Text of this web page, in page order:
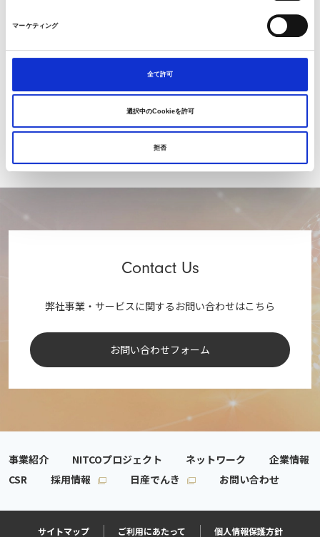
マーケティング
全て許可
選択中のCookieを許可
拒否
社会貢献活動の取り組み
Contact Us
弊社事業・サービスに関するお問い合わせはこちら
お問い合わせフォーム
事業紹介 NITCOプロジェクト ネットワーク
企業情報
CSR
採用情報 日産でんき お問い合わせ
サイトマップ ご利用にあたって 個人情報保護方針